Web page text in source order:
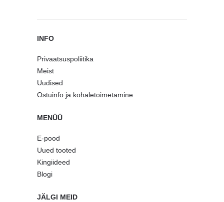
INFO
Privaatsuspoliitika
Meist
Uudised
Ostuinfo ja kohaletoimetamine
MENÜÜ
E-pood
Uued tooted
Kingiideed
Blogi
JÄLGI MEID